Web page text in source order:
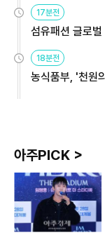
17분전
섬유패션 글로
18분전
농식품부, '천원
아주PICK >